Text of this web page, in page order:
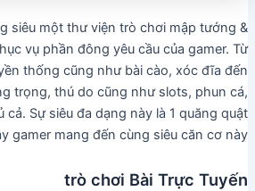
siêu một thư viện trò chơi mập tướng &
vụ phần đông yêu cầu của gamer. Từ
thống cũng như bài cào, xóc đĩa đến
trọng, thú do cũng như slots, phun cá,
cả. Sự siêu đa dạng này là 1 quăng quật
gamer mang đến cùng siêu căn cơ này.
trò chơi Bài Trực Tuyến